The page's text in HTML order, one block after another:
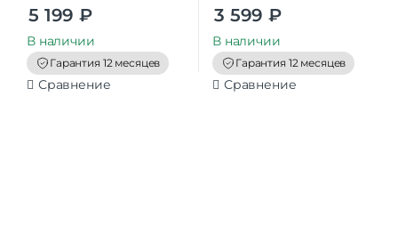
o
t
o
f
5
5 199 ₽
В наличии
Гарантия 12 месяцев
Сравнение
o
t
o
f
5
3 599 ₽
В наличии
Гарантия 12 месяцев
Сравнение